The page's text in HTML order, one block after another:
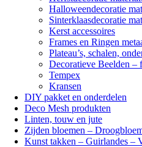
Halloweendecoratie
Sinterklaasdecoratie
Kerst accessoires
Frames en Ringen
Plateau’s, schalen,
Decoratieve Beelden –
Tempex
Kransen
DIY pakket en onderdelen
Deco Mesh produkten
Linten, touw en jute
Zijden bloemen –
Kunst takken – Guirlandes –